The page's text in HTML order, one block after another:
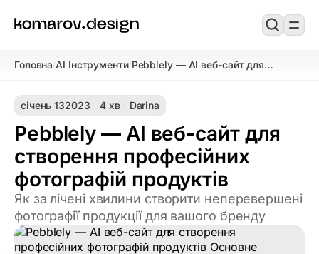
Головна/AI Інструменти/Pebblely — AI веб-сайт для
продуктів
січень 132023 4 хв Darina
Pebblely — AI веб-сайт для
створення професійних
фотографій продуктів
Як за лічені хвилини створити неперевершені
фотографії продукції для вашого бренду